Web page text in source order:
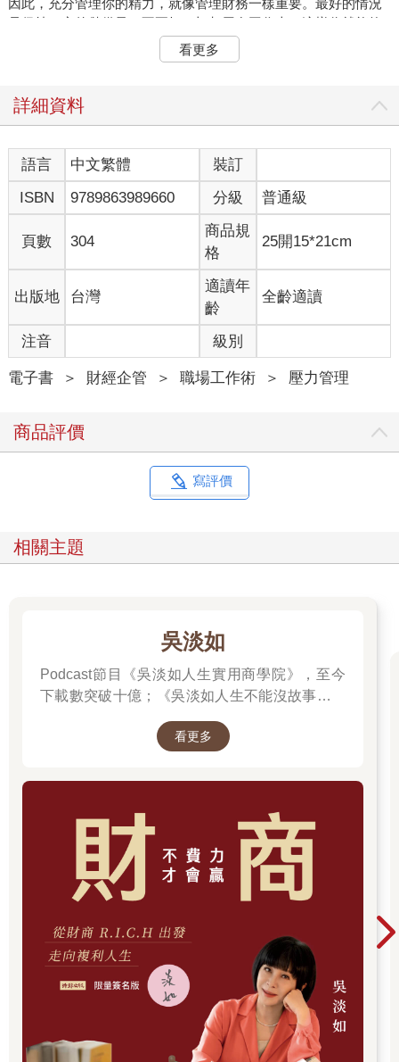
是保持一定的儲備量，不要把一切都用在工作上，這樣你就能夠
我問過很多人，大家很常把休息當成是工作結束之後順便停留的
這種想法來看待休息的背後，就是認為休息其實是沒功能的、是
力、腦力跟心力以外，大腦神經系統也是在休息時進行重整與強
化，甚至還會對於未來將要進行的目標啟動準備。這些過程通常
是在不自覺的情況下發生的，透過腦科學研究才知道休息對生物
體的幫助之大。因此，休息應該是每一個人都要主動參與和投入
的活動。
完全休息＝白天微休息、休息＋夜晚睡眠
在一天之中，完整的休息應該包含三種不同的形式：微休息、休
息、睡眠。如果我們把一整天比喻為一場42 公里的馬拉松路跑，
途中會有白天所需的大小休息站點，而終點站就是晚上的「睡
眠」—停止睡前的一切努力與辛勞，讓身心獲得充分的全面修
復。
喝口水後就立刻上路，這便是「微休息」的意義。
微休息，指的是在工作中的短暫休息，例如每工作1 小時後起
身、喝杯水或聊聊天。很多人覺得所謂的休息就是要30 分鐘以
上，可是我沒時間，乾脆就不要休息。實際上，如果你能夠掌握
中感到更為愉悅，也有助於保持高效工作。
或是下班後。這段時間可以用來小睡一會兒、散步或運動，以恢
我們當作終點站的「睡眠」，可以視為最完整、最全面的休息，
除了恢復我們在白天的精力消耗以外，也讓大腦跟身體都可以回
次執行時的那些背景程式，運作效率當然更好。
更重要的是，腦科學研究發現，夜晚的好睡眠對於大腦健康、減
不能犧牲的休息一定是睡眠，成年人建議最好要有7 到9小時的每
在一天當中，安排白天的微休息、休息，與夜晚的好睡眠，才能
讓你的身心完全休息，這樣第二天就可以處在最有彈性，有效率
的工作狀態。當然，有些人會覺得只要保留睡眠就好，其他兩種
休息都不太必要。的確，這也是一種選擇，但我們也看過有太多
認真工作的人，長時間處於這種努力工作的高壓狀態之下，白天
沒有合適的休息、恢復，導致緊繃和壓力不斷地累積，等到晚上
要睡覺時也很難放鬆下來，以至於睡眠品質變得愈來愈差，甚至
到最後睡再久也無法恢復白天的精神，因而陷入長期失眠的惡性
因此，晚上想要有一個良好的睡眠，白天的適度休息是不可或缺
的。我們建議，每天晚上都安排7 到9 小時的睡眠，白天一次大約
20 到30 分鐘的休息，可以是中午小睡或者是下班後的散步。微休
看更多
詳細資料
語言 中文繁體
裝訂
ISBN
9789863989660 分級 普通級
頁數 304
商品規
格
25開15*21cm
出版地 台灣
適讀年
齡
全齡適讀
注音 級別
電子書 ＞ 財經企管 ＞ 職場工作術 ＞ 壓力管理
商品評價
寫評價
相關主題
吳淡如
Podcast節目《吳淡如人生實用商學院》，至今
下載數突破十億；《吳淡如人生不能沒故事》也
讀歷史中的權力運作與人性選擇，讓看似遙遠的
看更多